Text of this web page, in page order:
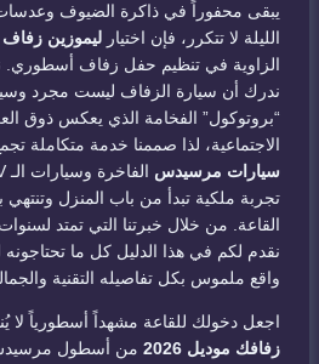
يبقى محفوراً في ذاكرة الضيوف
الليلة لا تتكرر، فإن اختيار ليموزين
الزاوية في تنظيم حفل زفاف
ندرك أن سيارة الزفاف ليست مجرد
“بروتوكول” الفخامة الذي يعكس ذوق
الاجتماعية، لذا صممنا خدمة متكاملة
سيارات مرسيدس
تجربة ملكية تبدأ من باب المنزل وتنتهي
القاعة. من خلال خبرتنا التي تمتد
نقدم لكم في هذا الدليل كل ما تحتاجونه
واقع ملموس بكل تفاصيله التقنية
اجعل دخولك للقاعة مشهداً أسطورياً لا
زفافك موديل 2026